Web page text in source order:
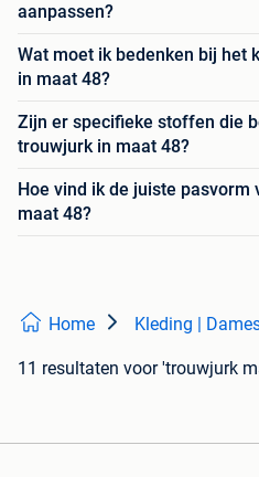
aanpassen?
Wat moet ik bedenken bij het
in maat 48?
Zijn er specifieke stoffen die
trouwjurk in maat 48?
Hoe vind ik de juiste
maat 48?
Home Kleding |
11 resultaten voor 'trouwjurk